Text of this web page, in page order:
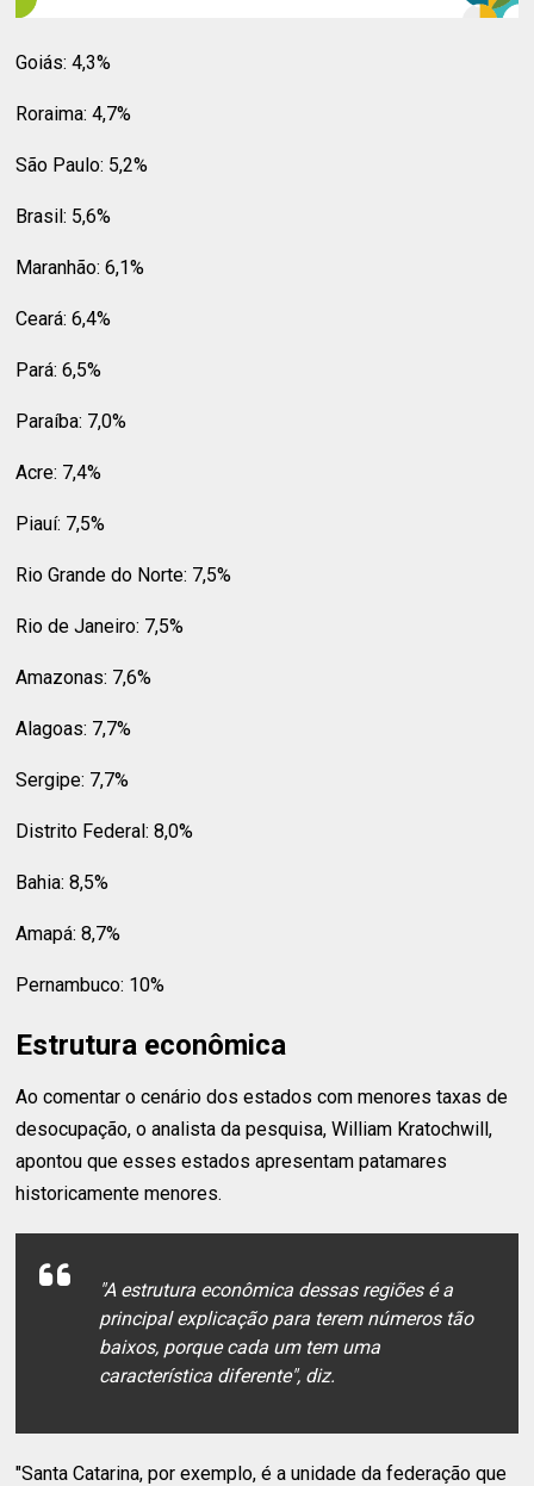
Goiás: 4,3%
Roraima: 4,7%
São Paulo: 5,2%
Brasil: 5,6%
Maranhão: 6,1%
Ceará: 6,4%
Pará: 6,5%
Paraíba: 7,0%
Acre: 7,4%
Piauí: 7,5%
Rio Grande do Norte: 7,5%
Rio de Janeiro: 7,5%
Amazonas: 7,6%
Alagoas: 7,7%
Sergipe: 7,7%
Distrito Federal: 8,0%
Bahia: 8,5%
Amapá: 8,7%
Pernambuco: 10%
Estrutura econômica
Ao comentar o cenário dos estados com menores taxas de
desocupação, o analista da pesquisa, William Kratochwill,
apontou que esses estados apresentam patamares
historicamente menores.
"A estrutura econômica dessas regiões é a
principal explicação para terem números tão
baixos, porque cada um tem uma
característica diferente", diz.
"Santa Catarina, por exemplo, é a unidade da federação que